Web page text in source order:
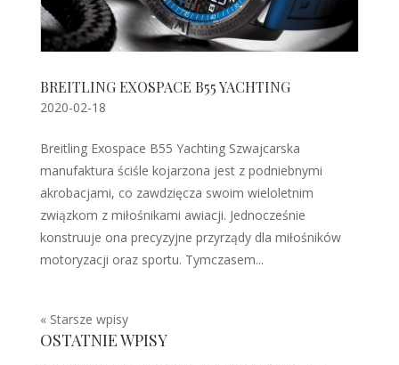
BREITLING EXOSPACE B55 YACHTING
2020-02-18
Breitling Exospace B55 Yachting Szwajcarska
manufaktura ściśle kojarzona jest z podniebnymi
akrobacjami, co zawdzięcza swoim wieloletnim
związkom z miłośnikami awiacji. Jednocześnie
konstruuje ona precyzyjne przyrządy dla miłośników
motoryzacji oraz sportu. Tymczasem...
« Starsze wpisy
OSTATNIE WPISY